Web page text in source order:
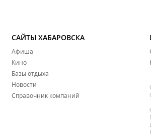
САЙТЫ ХАБАРОВСКА
Афиша
Кино
Базы отдыха
Новости
Справочник компаний